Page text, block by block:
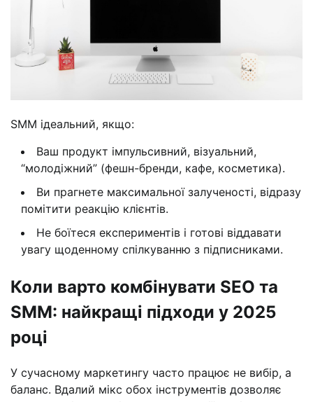
SMM ідеальний, якщо:
Ваш продукт імпульсивний, візуальний,
“молодіжний” (фешн-бренди, кафе, косметика).
Ви прагнете максимальної залученості, відразу
помітити реакцію клієнтів.
Не боїтеся експериментів і готові віддавати
увагу щоденному спілкуванню з підписниками.
Коли варто комбінувати SEO та
SMM: найкращі підходи у 2025
році
У сучасному маркетингу часто працює не вибір, а
баланс. Вдалий мікс обох інструментів дозволяє